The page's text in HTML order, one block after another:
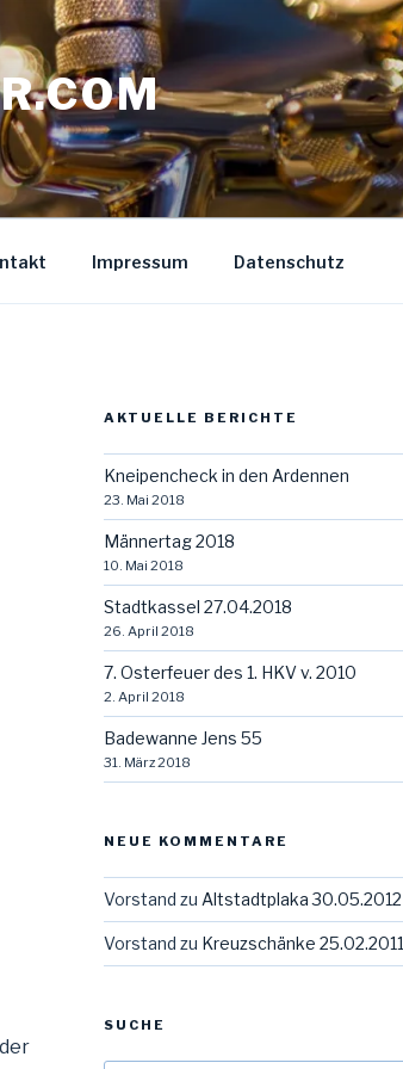
Impressum Datenschutz
AKTUELLE BERICHTE
Kneipencheck in den Ardennen
23. Mai 2018
Männertag 2018
10. Mai 2018
Stadtkassel 27.04.2018
26. April 2018
7. Osterfeuer des 1. HKV v. 2010
2. April 2018
Badewanne Jens 55
31. März 2018
NEUE KOMMENTARE
Vorstand zu Altstadtplaka 30.05.2012
Vorstand zu Kreuzschänke 25.02.2011
SUCHE